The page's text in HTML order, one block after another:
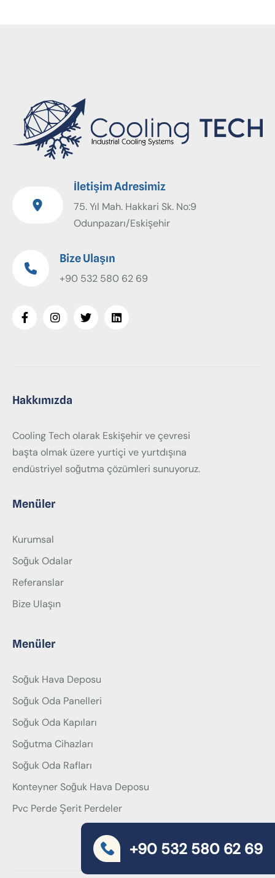
İletişim Adresimiz
75. Yıl Mah. Hakkari Sk. No:9
Odunpazarı/Eskişehir
Bize Ulaşın
+90 532 580 62 69
Hakkımızda
Cooling Tech olarak Eskişehir ve çevresi
başta olmak üzere yurtiçi ve yurtdışına
endüstriyel soğutma çözümleri sunuyoruz.
Menüler
Kurumsal
Soğuk Odalar
Referanslar
Bize Ulaşın
Menüler
Soğuk Hava Deposu
Soğuk Oda Panelleri
Soğuk Oda Kapıları
Soğutma Cihazları
Soğuk Oda Rafları
Konteyner Soğuk Hava Deposu
Pvc Perde Şerit Perdeler
+90 532 580 62 69